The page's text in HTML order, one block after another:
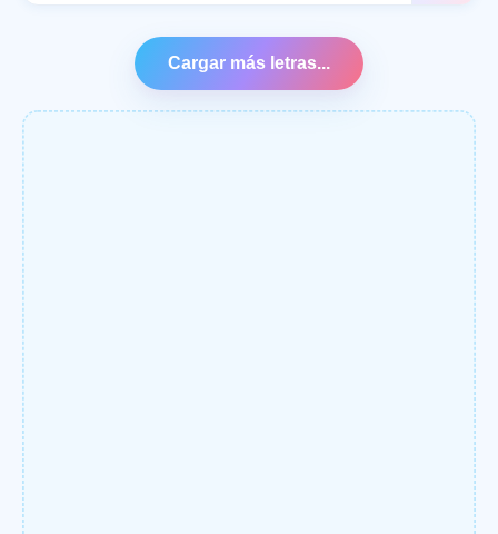
Cargar más letras...